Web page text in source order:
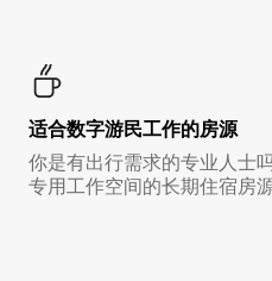
适合数字游民工作的房源
你是有出行需求的专业人士
专用工作空间的长期住宿房源